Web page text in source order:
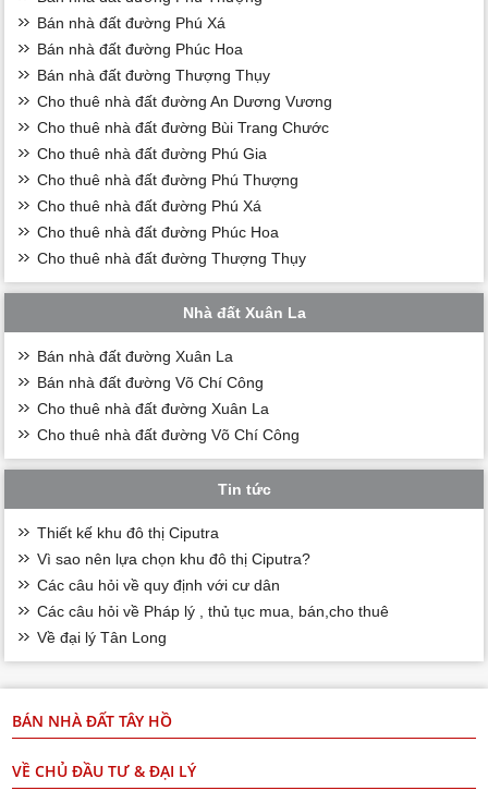
Bán nhà đất đường Phú Xá
Bán nhà đất đường Phúc Hoa
Bán nhà đất đường Thượng Thụy
Cho thuê nhà đất đường An Dương Vương
Cho thuê nhà đất đường Bùi Trang Chước
Cho thuê nhà đất đường Phú Gia
Cho thuê nhà đất đường Phú Thượng
Cho thuê nhà đất đường Phú Xá
Cho thuê nhà đất đường Phúc Hoa
Cho thuê nhà đất đường Thượng Thụy
Nhà đất Xuân La
Bán nhà đất đường Xuân La
Bán nhà đất đường Võ Chí Công
Cho thuê nhà đất đường Xuân La
Cho thuê nhà đất đường Võ Chí Công
Tin tức
Thiết kế khu đô thị Ciputra
Vì sao nên lựa chọn khu đô thị Ciputra?
Các câu hỏi về quy định với cư dân
Các câu hỏi về Pháp lý , thủ tục mua, bán,cho thuê
Về đại lý Tân Long
BÁN NHÀ ĐẤT TÂY HỒ
VỀ CHỦ ĐẦU TƯ & ĐẠI LÝ